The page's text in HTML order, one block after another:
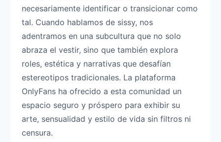
necesariamente identificar o transicionar como
tal. Cuando hablamos de sissy, nos
adentramos en una subcultura que no solo
abraza el vestir, sino que también explora
roles, estética y narrativas que desafían
estereotipos tradicionales. La plataforma
OnlyFans ha ofrecido a esta comunidad un
espacio seguro y próspero para exhibir su
arte, sensualidad y estilo de vida sin filtros ni
censura.